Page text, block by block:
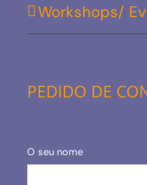
Workshops/
PEDIDO DE
O seu nome